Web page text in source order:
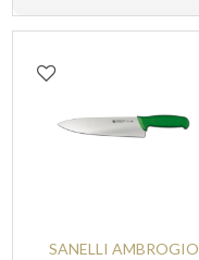
SANELLI AMBROGIO